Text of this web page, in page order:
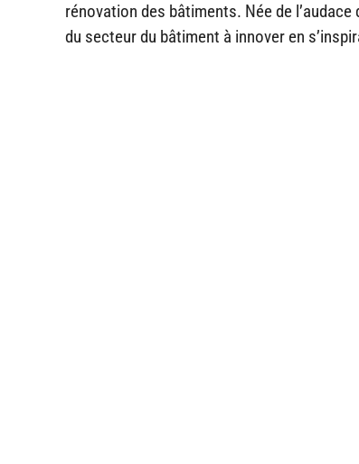
rénovation des bâtiments. Née de
du secteur du bâtiment à innover en